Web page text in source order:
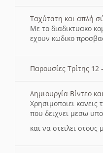
Ταχύτατη και απλή
Με το διαδικτυακο
εχουν κωδικο
Παρουσίες Τρίτης 12
Δημιουργία Βίντεο
Χρησιμοποιει
που δειχνει μεσω
και να στειλει στους